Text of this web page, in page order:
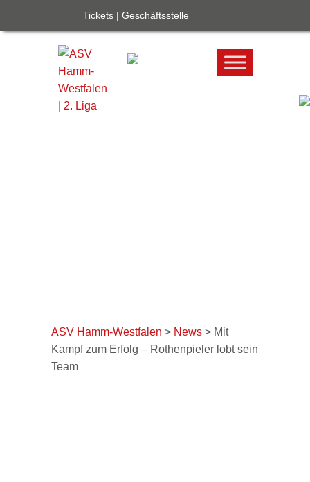
Tickets | Geschäftsstelle
ASV Hamm-Westfalen > News > Mit
Kampf zum Erfolg – Rothenpieler lobt sein
Team